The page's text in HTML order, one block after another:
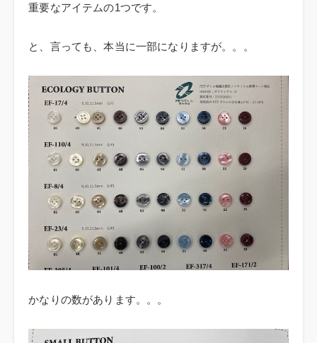
重要なアイテムの1つです。
と、言っても、本当に一部になりますが。。。
かなりの数があります。。。